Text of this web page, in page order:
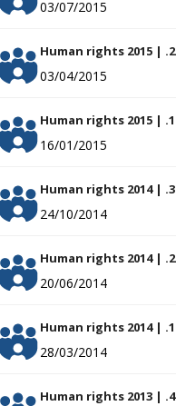
03/07/2015
Human rights 2015 | .2
03/04/2015
Human rights 2015 | .1
16/01/2015
Human rights 2014 | .3
24/10/2014
Human rights 2014 | .2
20/06/2014
Human rights 2014 | .1
28/03/2014
Human rights 2013 | .4